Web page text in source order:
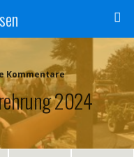
Kommentare
2024